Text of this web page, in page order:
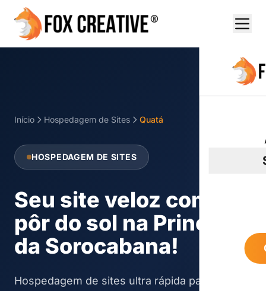
Início Hospedagem de Sites Quatá
HOSPEDAGEM DE SITES
Seu site veloz como o
pôr do sol na Princesa
da Sorocabana!
Hospedagem de sites ultra rápida para Quatá